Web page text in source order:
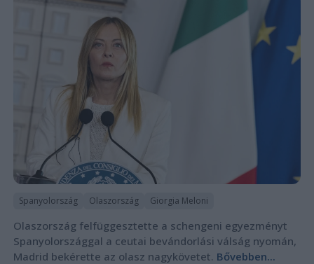
Spanyolország Olaszország Giorgia Meloni
Olaszország felfüggesztette a schengeni egyezményt
Spanyolországgal a ceutai bevándorlási válság nyomán,
Madrid bekérette az olasz nagykövetet. Bővebben...